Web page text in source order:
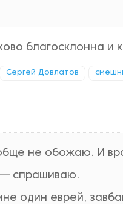
благосклонна и
Сергей Довлатов
не обожаю. И
спрашиваю.
один еврей,